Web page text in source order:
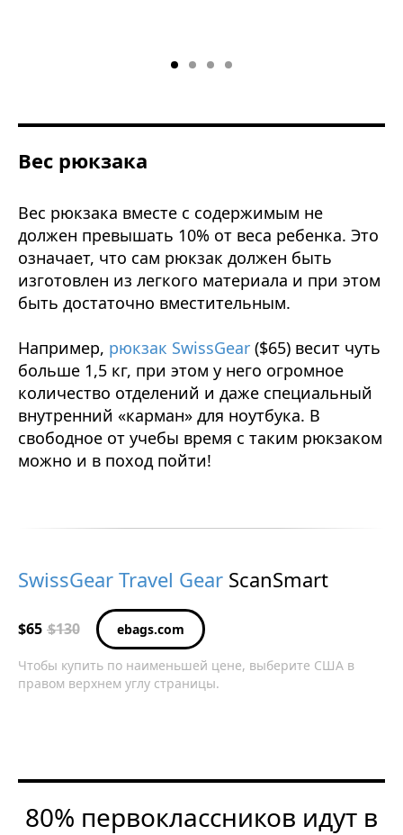
Вес рюкзака
Вес рюкзака вместе с содержимым не
должен превышать 10% от веса ребенка. Это
означает, что сам рюкзак должен быть
изготовлен из легкого материала и при этом
быть достаточно вместительным.
Например, рюкзак SwissGear ($65) весит чуть
больше 1,5 кг, при этом у него огромное
количество отделений и даже специальный
внутренний «карман» для ноутбука. В
свободное от учебы время с таким рюкзаком
можно и в поход пойти!
SwissGear Travel Gear ScanSmart
$65 $130 ebags.com
Чтобы купить по наименьшей цене, выберите США в
правом верхнем углу страницы.
80% первоклассников идут в